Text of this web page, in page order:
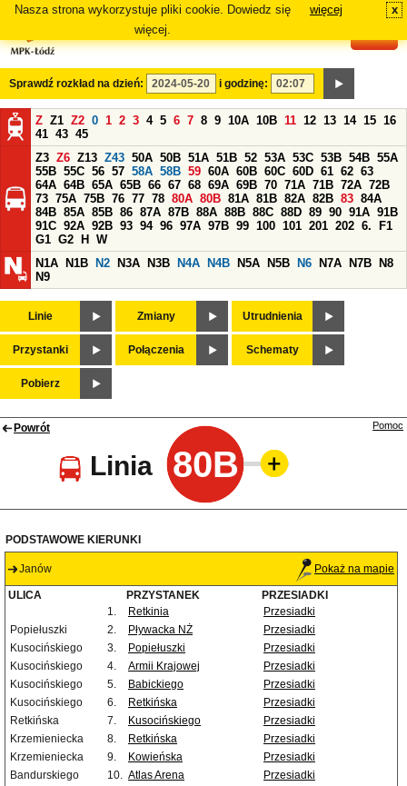
Nasza strona wykorzystuje pliki cookie. Dowiedz się
więcej.
więcej x
Sprawdź rozkład na dzień: i godzinę:
Z Z1 Z2 0 1 2 3 4 5 6 7 8 9 10A 10B 11 12 13 14 15 16
41 43 45
Z3 Z6 Z13 Z43 50A 50B 51A 51B 52 53A 53C 53B 54B 55A
55B 55C 56 57 58A 58B 59 60A 60B 60C 60D 61 62 63
64A 64B 65A 65B 66 67 68 69A 69B 70 71A 71B 72A 72B
73 75A 75B 76 77 78 80A 80B 81A 81B 82A 82B 83 84A
84B 85A 85B 86 87A 87B 88A 88B 88C 88D 89 90 91A 91B
91C 92A 92B 93 94 96 97A 97B 99 100 101 201 202 6.
F1
G1 G2 H
W
N1A
N1B N2 N3A N3B N4A N4B N5A N5B N6 N7A N7B
N8
N9
Linie Zmiany Utrudnienia
Przystanki Połączenia Schematy
Pobierz
Powrót
Linia 80B
Pomoc
PODSTAWOWE KIERUNKI
Janów Pokaż na mapie
ULICA PRZYSTANEK
PRZESIADKI
1.
Retkinia
Przesiadki
Popiełuszki
2. Pływacka NŻ
Przesiadki
Kusocińskiego
3. Popiełuszki
Przesiadki
Kusocińskiego
4. Armii Krajowej
Przesiadki
Kusocińskiego
5. Babickiego
Przesiadki
Kusocińskiego
6. Retkińska
Przesiadki
Retkińska
7. Kusocińskiego
Przesiadki
Krzemieniecka
8. Retkińska
Przesiadki
Krzemieniecka
9. Kowieńska
Przesiadki
Bandurskiego
10. Atlas Arena
Przesiadki